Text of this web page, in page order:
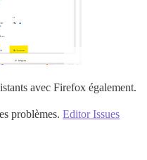
avec Firefox également.
problèmes. Editor Issues